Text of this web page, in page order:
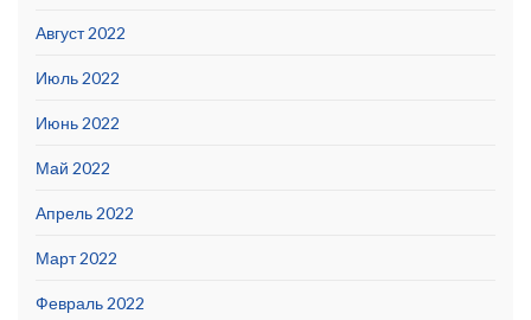
Август 2022
Июль 2022
Июнь 2022
Май 2022
Апрель 2022
Март 2022
Февраль 2022